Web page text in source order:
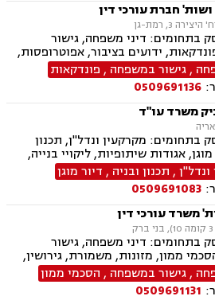
ושות' חברת עורכי דין
3, רמת-גן
בתחומים: דיני משפחה, גישור
ידועים בציבור, אפוטרופסות,
אבהות, מזונות, החזקת ילדים, גירושין,
נישואים אזרחיים, חוק הנוער,
רכוש, מעמד אישי, תיאום הורי, חטיפת
שהות, אומנה, ניכור הורי, עסקאות
וצוואות, ייפוי כוח מתמשך
,גישור במשפחה , פונדקאות
0509691136
משרד עו"ד
בתחומים: מקרקעין ונדל"ן, תכנון
מוגן, אגודות שיתופיות, ליקויי בנייה,
פינוי בינוי, קבוצות רכישה,
דירה, פינוי מושכר, נחלות ומשקים
מקרקעי ישראל, צווי הריסה, רישום
משותפים, וכו', דיני משפחה, גישור
ידועים בציבור אפוטרופסות,
אבהות, מזונות, משמורת, גירושין,
נישואים אזרחיים, חוק הנוער,
רכוש, מעמד אישי, תיאום הורי וכו'
, תכנון ובניה , דיור מוגן
0509691083
משרד עורכי דין
בתחומים: דיני משפחה, גישור
ממון, מזונות, משמורת, גירושין,
מעמד אישי, זמני שהות.
,גישור במשפחה , הסכמי ממון
0509691131